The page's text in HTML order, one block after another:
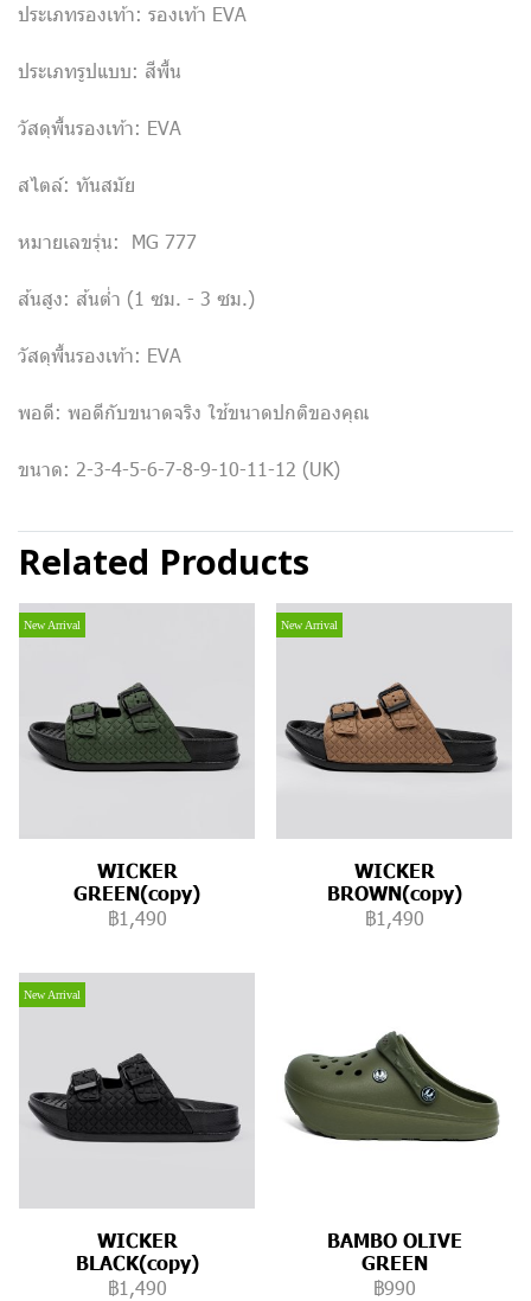
ประเภทรองเท้า: รองเท้า EVA
ประเภทรูปแบบ: สีพื้น
วัสดุพื้นรองเท้า: EVA
สไตล์: ทันสมัย
หมายเลขรุ่น: MG 777
ส้นสูง: ส้นต่ำ (1 ซม. - 3 ซม.)
วัสดุพื้นรองเท้า: EVA
พอดี: พอดีกับขนาดจริง ใช้ขนาดปกติของคุณ
ขนาด: 2-3-4-5-6-7-8-9-10-11-12 (UK)
Related Products
New Arrival
WICKER
GREEN(copy)
฿1,490
New Arrival
WICKER
BROWN(copy)
฿1,490
New Arrival
WICKER
BLACK(copy)
฿1,490
BAMBO OLIVE
GREEN
฿990